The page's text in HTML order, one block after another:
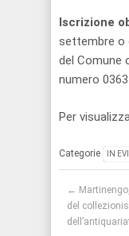
Iscrizione
settembre o
del Comune
numero
Per
Categorie IN
←
del